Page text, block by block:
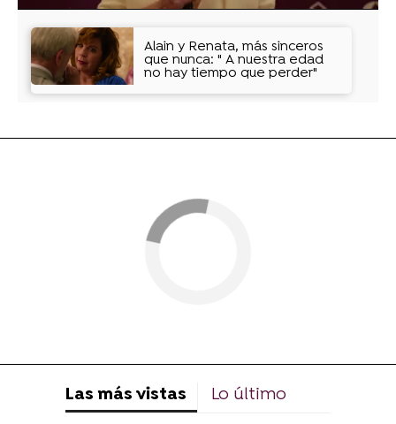
Alain y Renata, más sinceros
que nunca: " A nuestra edad
no hay tiempo que perder"
Las más vistas Lo último